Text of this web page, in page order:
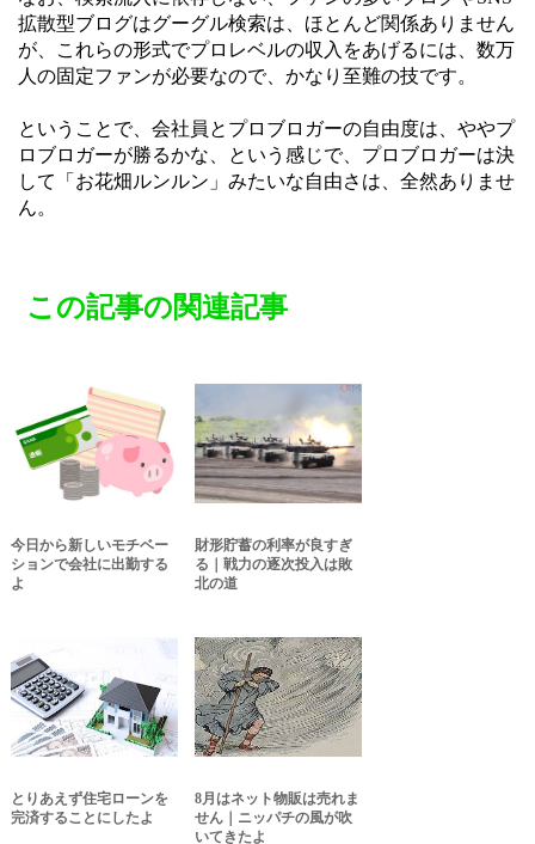
拡散型ブログはグーグル検索は、ほとんど関係ありません
が、これらの形式でプロレベルの収入をあげるには、数万
人の固定ファンが必要なので、かなり至難の技です。
ということで、会社員とプロブロガーの自由度は、ややプ
ロブロガーが勝るかな、という感じで、プロブロガーは決
して「お花畑ルンルン」みたいな自由さは、全然ありませ
ん。
この記事の関連記事
今日から新しいモチベー
ションで会社に出勤する
よ
財形貯蓄の利率が良すぎ
る｜戦力の逐次投入は敗
北の道
とりあえず住宅ローンを
完済することにしたよ
8月はネット物販は売れま
せん｜ニッパチの風が吹
いてきたよ